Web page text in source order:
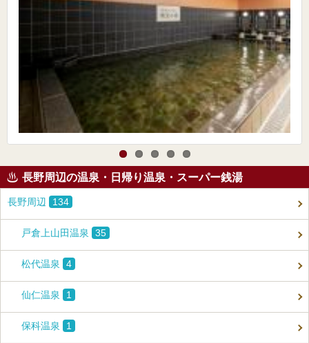
長野周辺の温泉・日帰り温泉・スーパー銭湯
長野周辺 134
戸倉上山田温泉 35
松代温泉 4
仙仁温泉 1
保科温泉 1